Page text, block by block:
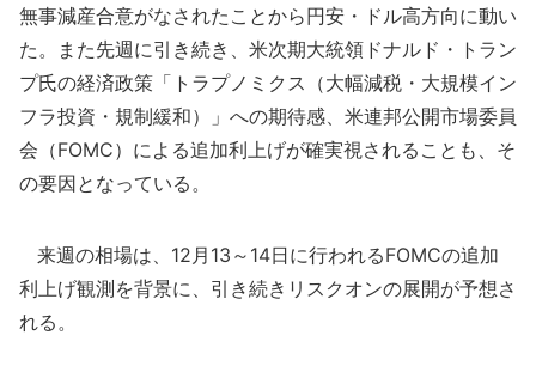
無事減産合意がなされたことから円安・ドル高方向に動い
た。また先週に引き続き、米次期大統領ドナルド・トラン
プ氏の経済政策「トラプノミクス（大幅減税・大規模イン
フラ投資・規制緩和）」への期待感、米連邦公開市場委員
会（FOMC）による追加利上げが確実視されることも、そ
の要因となっている。
来週の相場は、12月13～14日に行われるFOMCの追加
利上げ観測を背景に、引き続きリスクオンの展開が予想さ
れる。